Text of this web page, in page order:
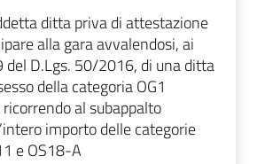
ditta priva di attestazione
alla gara avvalendosi, ai
del D.Lgs. 50/2016, di una ditta
della categoria OG1
al subappalto
importo delle categorie
e OS18-A